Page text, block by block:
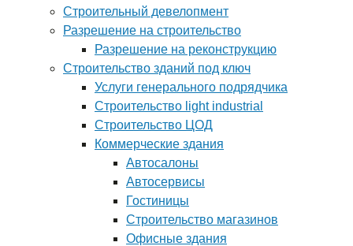
Строительный девелопмент
Разрешение на строительство
Разрешение на реконструкцию
Строительство зданий под ключ
Услуги генерального подрядчика
Строительство light industrial
Строительство ЦОД
Коммерческие здания
Автосалоны
Автосервисы
Гостиницы
Строительство магазинов
Офисные здания